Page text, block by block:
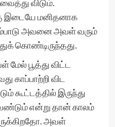
விடும்.
இடையே மனிதனாக
அவனை அவள் வரும்
கொண்டிருந்தது.
பூத்து விட்ட
காப்பாற்றி விட
கூட்டத்தில் இருந்து
என்று தான் காலம்
அவள்